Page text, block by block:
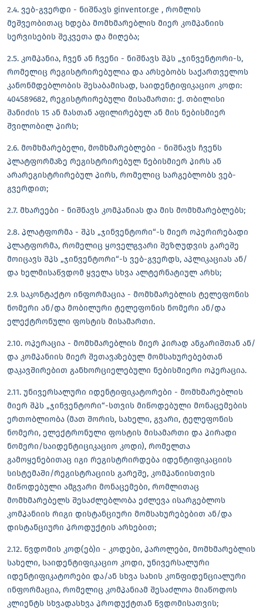
2.4. ვებ-გვერდი - ნიშნავს ginventor.ge , რომლის
მეშვეობითაც ხდება მომხმარებლის მიერ კომპანიის
სერვისების შეკვეთა და მიღება;
2.5. კომპანია, ჩვენ ან ჩვენი - ნიშნავს შპს „ჯინვენტორი-ს,
რომელიც რეგისტრირებულია და არსებობს საქართველოს
კანონმდებლობის შესაბამისად, საიდენტიფიკაციო კოდი:
404589682, რეგისტრირებული მისამართი: ქ. თბილისი
შანიძის 15 ან მასთან აფილირებულ ან მის ნებისმიერ
შვილობილ პირს;
2.6. მომხმარებელი, მომხმარებლები - ნიშნავს ჩვენს
პლატფორმაზე რეგისტრირებულ ნებისმიერ პირს ან
არარეგისტრირებულ პირს, რომელიც სარგებლობს ვებ-
გვერდით;
2.7. მხარეები - ნიშნავს კომპანიას და მის მომხმარებლებს;
2.8. პლატფორმა - შპს „ჯინვენტორი“-ს მიერ ოპერირებადი
პლატფორმა, რომელიც ყოველგვარი შეზღუდვის გარეშე
მოიცავს შპს „ჯინვენტორი“-ს ვებ-გვერდს, აპლიკაციას ან/
და ხელმისაწვდომ ყველა სხვა ალტერნატიულ არხს;
2.9. საკონტაქტო ინფორმაცია - მომხმარებლის ტელეფონის
ნომერი ან/და მობილური ტელეფონის ნომერი ან/და
ელექტრონული ფოსტის მისამართი.
2.10. ოპერაცია - მომხმარებლის მიერ პირად ანგარიშთან ან/
და კომპანიის მიერ შეთავაზებულ მომსახურებებთან
დაკავშირებით განხორციელებული ნებისმიერი ოპერაცია.
2.11. უნივერსალური იდენტიფიკატორები - მომხმარებლის
მიერ შპს „ჯინვენტორი“-სთვის მიწოდებული მონაცემების
ერთობლიობა (მათ შორის, სახელი, გვარი, ტელეფონის
ნომერი, ელექტრონული ფოსტის მისამართი და პირადი
ნომერი/საიდენტიციკაციო კოდი), რომელთა
გამოყენებითაც იგი რეგისტრირდება იდენტიფიკაციის
სისტემაში/რეგისტრაციის გარეშე, კომპანიისთვის
მიწოდებული ამგვარი მონაცემები, რომლითაც
მომხმარებელს შესაძლებლობა ეძლევა ისარგებლოს
კომპანიის რიგი დისტანციური მომსახურებებით ან/და
დისტანციური პროდუქტის არხებით;
2.12. წვდომის კოდ(ებ)ი - კოდები, პაროლები, მომხმარებლის
სახელი, საიდენტიფიკაციო კოდი, უნივერსალური
იდენტიფიკატორები და/ან სხვა სახის კონფიდენციალური
ინფორმაცია, რომელიც კომპანიამ შესაძლოა მიაწოდოს
კლიენტს სხვადასხვა პროდუქტთან წვდომისათვის;